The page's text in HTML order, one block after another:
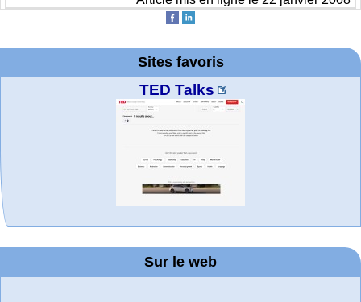
Sites favoris
WolframTones :
Generate a
Composition
TED Talks
Wolfram
Mathematica
Tutorial
Collection
Wolfram
Demonstrations
Project. College
Physics
La société 2018
expliquée à mon
grand-père
Wolfram
Education Portal
Wolfram web
resources
Arts-Scènes
Office fédéral de
la statistique
MATHCURVE.CO
M
Sur le web